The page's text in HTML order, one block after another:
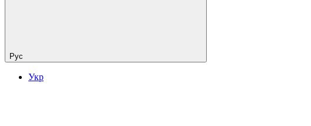
Рус
Укр